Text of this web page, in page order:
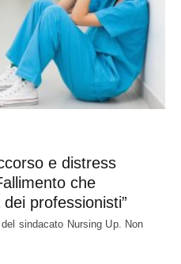
e distress
che
professionisti”
sindacato Nursing Up. Non